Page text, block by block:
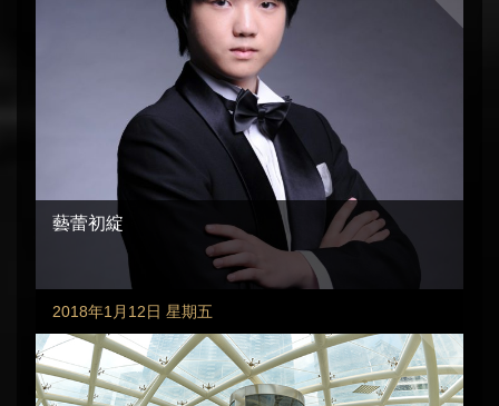
藝蕾初綻
2018年1月12日 星期五